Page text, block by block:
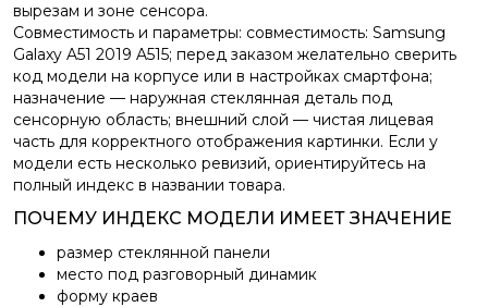
вырезам и зоне сенсора.
Совместимость и параметры: совместимость: Samsung
Galaxy A51 2019 A515; перед заказом желательно сверить
код модели на корпусе или в настройках смартфона;
назначение — наружная стеклянная деталь под
сенсорную область; внешний слой — чистая лицевая
часть для корректного отображения картинки. Если у
модели есть несколько ревизий, ориентируйтесь на
полный индекс в названии товара.
ПОЧЕМУ ИНДЕКС МОДЕЛИ ИМЕЕТ ЗНАЧЕНИЕ
размер стеклянной панели
место под разговорный динамик
форму краев